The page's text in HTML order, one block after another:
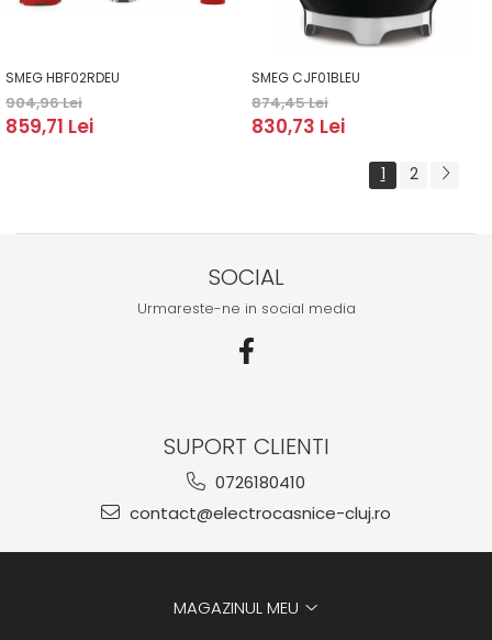
SMEG HBF02RDEU
904,96 Lei
859,71 Lei
SMEG CJF01BLEU
874,45 Lei
830,73 Lei
1 2
SOCIAL
Urmareste-ne in social media
SUPORT CLIENTI
0726180410
contact@electrocasnice-cluj.ro
MAGAZINUL MEU